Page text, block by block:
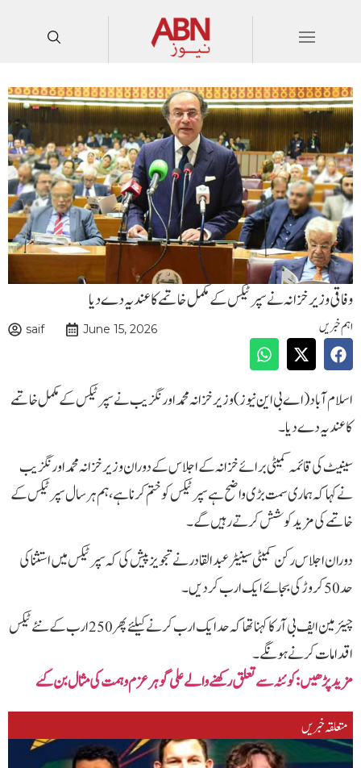
وفاقی وزیر خزانہ نے سپر ٹیکس کے مکمل خاتمے کا عندیہ دے دیا
اہم خبریں saif June 15, 2026
اسلام آباد(اے بی این نیوز) وزیر خزانہ محمد اورنگزیب نے سپر ٹیکس کے مکمل خاتمے
کا عندیہ دے دیا۔
سینیٹ کی قائمہ کمیٹی برائے خزانہ کے اجلاس کے دوران وزیر خزانہ محمد اورنگزیب
نے کہا کہ ہماری سمت بڑی واضح ہے سپر ٹیکس کو ختم کرنا ہے، ہم ہر سال سپر ٹیکس کے
خاتمے کی مزید کوشش کرتے رہیں گے۔
دوران اجلاس رکن کمیٹی سینیٹر عبدالقادر نے تجویز پیش کی کہ سپر ٹیکس میں استثناکی
حد 50 کروڑ کی بجائے ایک ارب کردیں۔
چیئرمین ایف بی آر کا کہنا تھا کہ حد ایک ارب کرنے کیلئے پھر 250 ارب کے نئے ٹیکس
اقدامات کرنے ہونگے۔
مزیدپڑھیں: کوئٹہ سے تعلق رکھنے والے علی گوہر عزم و ہمت کی مثال بن گئے
متعلقہ خبریں